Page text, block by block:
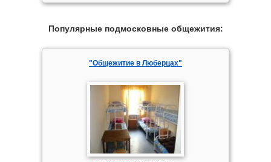
Популярные подмосковные общежития:
"Общежитие в Люберцах"